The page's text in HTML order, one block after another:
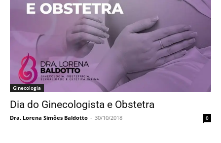
Ginecologia
Dia do Ginecologista e Obstetra
Dra. Lorena Simões Baldotto - 30/10/2018 0